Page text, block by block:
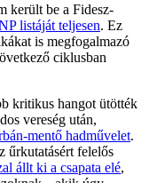
került be a Fidesz-
listáját teljesen. Ez
is megfogalmazó
ciklusban
kritikus hangot ütötték
vereség után,
mentő hadművelet.
űrkutatásért felelős
állt ki a csapata elé,